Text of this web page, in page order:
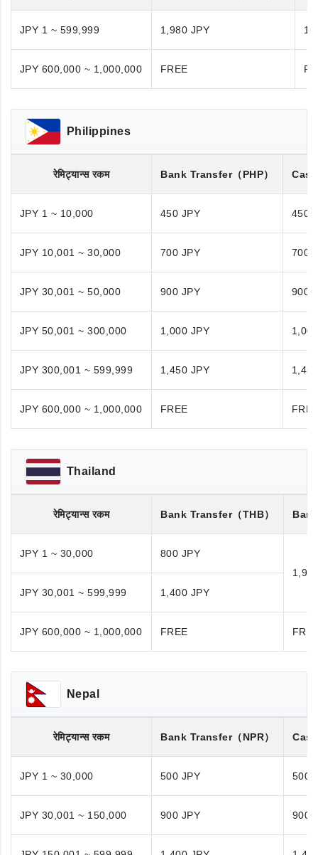
JPY 1 ~ 599,999 1,980 JPY
JPY 600,000 ~ 1,000,000 FREE
Philippines
रेमिट्यान्स रकम Bank Transfer（PHP）
JPY 1 ~ 10,000 450 JPY 450
JPY 10,001 ~ 30,000 700 JPY 700
JPY 30,001 ~ 50,000 900 JPY 900
JPY 50,001 ~ 300,000 1,000 JPY
JPY 300,001 ~ 599,999 1,450 JPY
JPY 600,000 ~ 1,000,000 FREE
Thailand
रेमिट्यान्स रकम Bank Transfer（THB）
JPY 1 ~ 30,000
800 JPY
JPY 30,001 ~ 599,999
1,400 JPY
JPY 600,000 ~ 1,000,000 FREE
Nepal
रेमिट्यान्स रकम Bank Transfer（NPR）
JPY 1 ~ 30,000 500 JPY 500
JPY 30,001 ~ 150,000 900 JPY 900